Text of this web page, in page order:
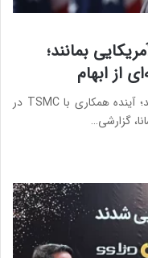
بمانند؛
ترامپ: کارخانه‌های اینتل باید آمریکایی بمانند؛ آینده همکاری با TSMC در
گزارشی…